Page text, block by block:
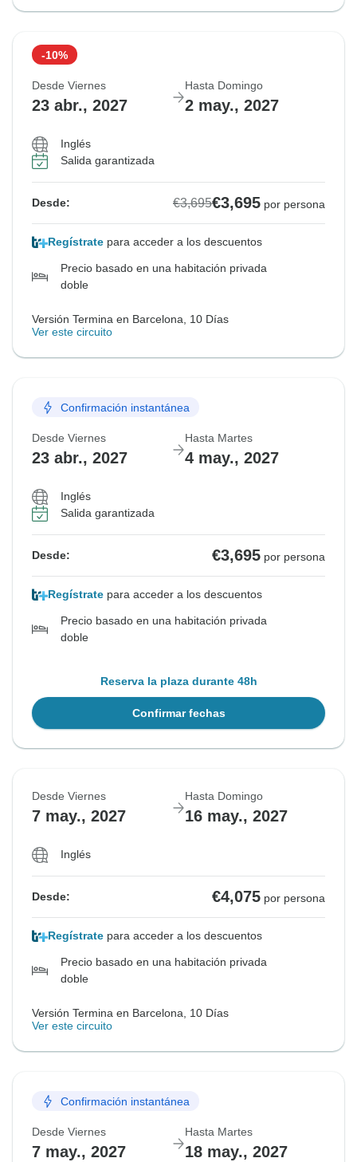
-10%
Desde Viernes
23 abr., 2027
Hasta Domingo
2 may., 2027
Inglés
Salida garantizada
Desde: €3,695€3,695 por persona
Regístrate para acceder a los descuentos
Precio basado en una habitación privada
doble
Versión Termina en Barcelona, 10 Días
Ver este circuito
Confirmación instantánea
Desde Viernes
23 abr., 2027
Hasta Martes
4 may., 2027
Inglés
Salida garantizada
Desde: €3,695 por persona
Regístrate para acceder a los descuentos
Precio basado en una habitación privada
doble
Reserva la plaza durante 48h
Confirmar fechas
Desde Viernes
7 may., 2027
Hasta Domingo
16 may., 2027
Inglés
Desde: €4,075 por persona
Regístrate para acceder a los descuentos
Precio basado en una habitación privada
doble
Versión Termina en Barcelona, 10 Días
Ver este circuito
Confirmación instantánea
Desde Viernes
7 may., 2027
Hasta Martes
18 may., 2027